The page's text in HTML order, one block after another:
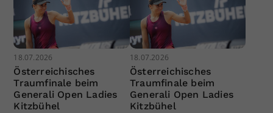
18.07.2026
Österreichisches
Traumfinale beim
Generali Open Ladies
Kitzbühel
18.07.2026
Österreichisches
Traumfinale beim
Generali Open Ladies
Kitzbühel